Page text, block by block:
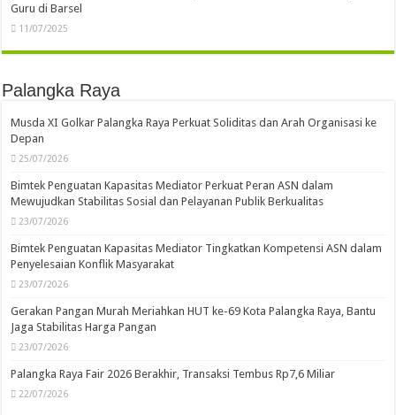
Guru di Barsel
11/07/2025
Palangka Raya
Musda XI Golkar Palangka Raya Perkuat Soliditas dan Arah Organisasi ke
Depan
25/07/2026
Bimtek Penguatan Kapasitas Mediator Perkuat Peran ASN dalam
Mewujudkan Stabilitas Sosial dan Pelayanan Publik Berkualitas
23/07/2026
Bimtek Penguatan Kapasitas Mediator Tingkatkan Kompetensi ASN dalam
Penyelesaian Konflik Masyarakat
23/07/2026
Gerakan Pangan Murah Meriahkan HUT ke-69 Kota Palangka Raya, Bantu
Jaga Stabilitas Harga Pangan
23/07/2026
Palangka Raya Fair 2026 Berakhir, Transaksi Tembus Rp7,6 Miliar
22/07/2026